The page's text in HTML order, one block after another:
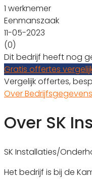
1 werknemer
Eenmanszaak
11-05-2023
(0)
Dit bedrijf heeft nog
Gratis offertes
Vergelijk offertes,
OverBedrijfsgegevens
Over SK
SK Installaties/
Het bedrijf is bij de